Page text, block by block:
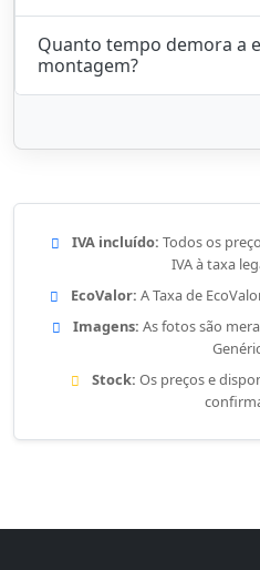
Quanto tempo demora a
montagem?
IVA incluído: Todos os
IVA à taxa
EcoValor: A Taxa de
Imagens: As fotos são
Stock: Os preços e